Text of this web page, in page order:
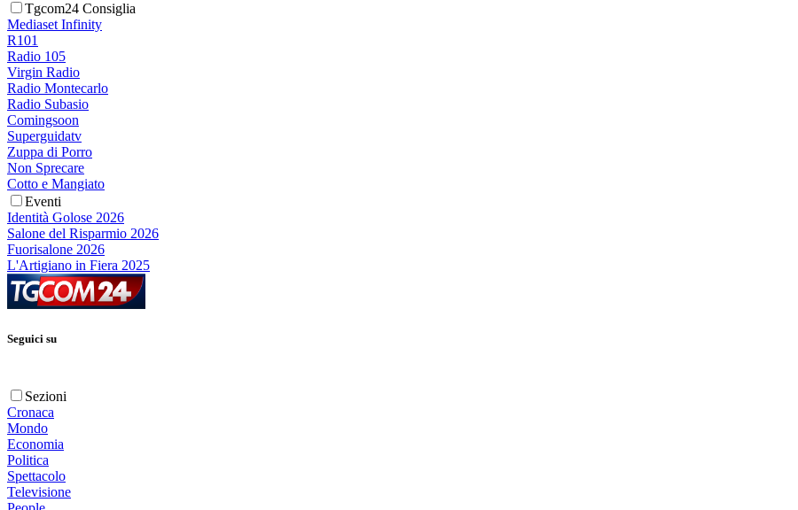
Tgcom24 Consiglia
Mediaset Infinity
R101
Radio 105
Virgin Radio
Radio Montecarlo
Radio Subasio
Comingsoon
Superguidatv
Zuppa di Porro
Non Sprecare
Cotto e Mangiato
Eventi
Identità Golose 2026
Salone del Risparmio 2026
Fuorisalone 2026
L'Artigiano in Fiera 2025
Seguici su
Sezioni
Cronaca
Mondo
Economia
Politica
Spettacolo
Televisione